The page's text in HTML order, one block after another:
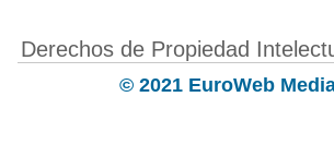
Derechos de Propiedad
© 2021 EuroWeb